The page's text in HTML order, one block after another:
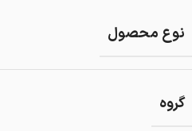
نوع محصول
گروه